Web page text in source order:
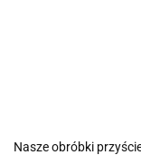
Nasze obróbki